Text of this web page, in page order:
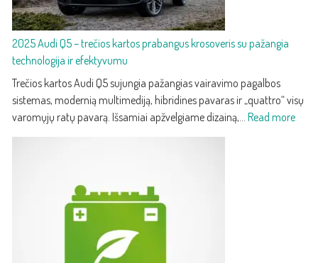
kompaktiškas
premium
SUV
su
nauju
technologijomis
2025 Audi Q5 – trečios kartos prabangus krosoveris su pažangia
technologija ir efektyvumu
Trečios kartos Audi Q5 sujungia pažangias vairavimo pagalbos
sistemas, modernią multimediją, hibridines pavaras ir „quattro“ visų
varomųjų ratų pavarą. Išsamiai apžvelgiame dizainą,… Read more: